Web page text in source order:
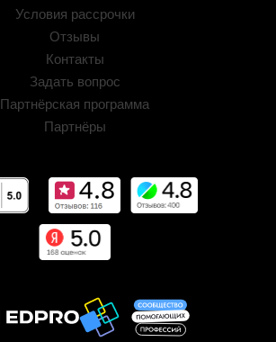
Условия рассрочки
Отзывы
Контакты
Задать вопрос
Партнёрская программа
Партнёры